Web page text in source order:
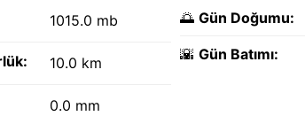
1015.0 mb
10.0 km
0.0 mm
🌅 Gün Doğumu:
🌇 Gün Batımı: